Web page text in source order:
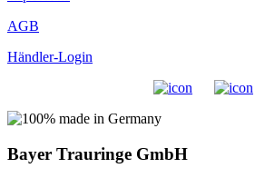
AGB
Händler-Login
Bayer Trauringe GmbH